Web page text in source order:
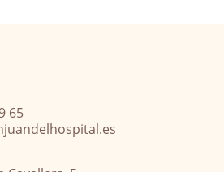
65